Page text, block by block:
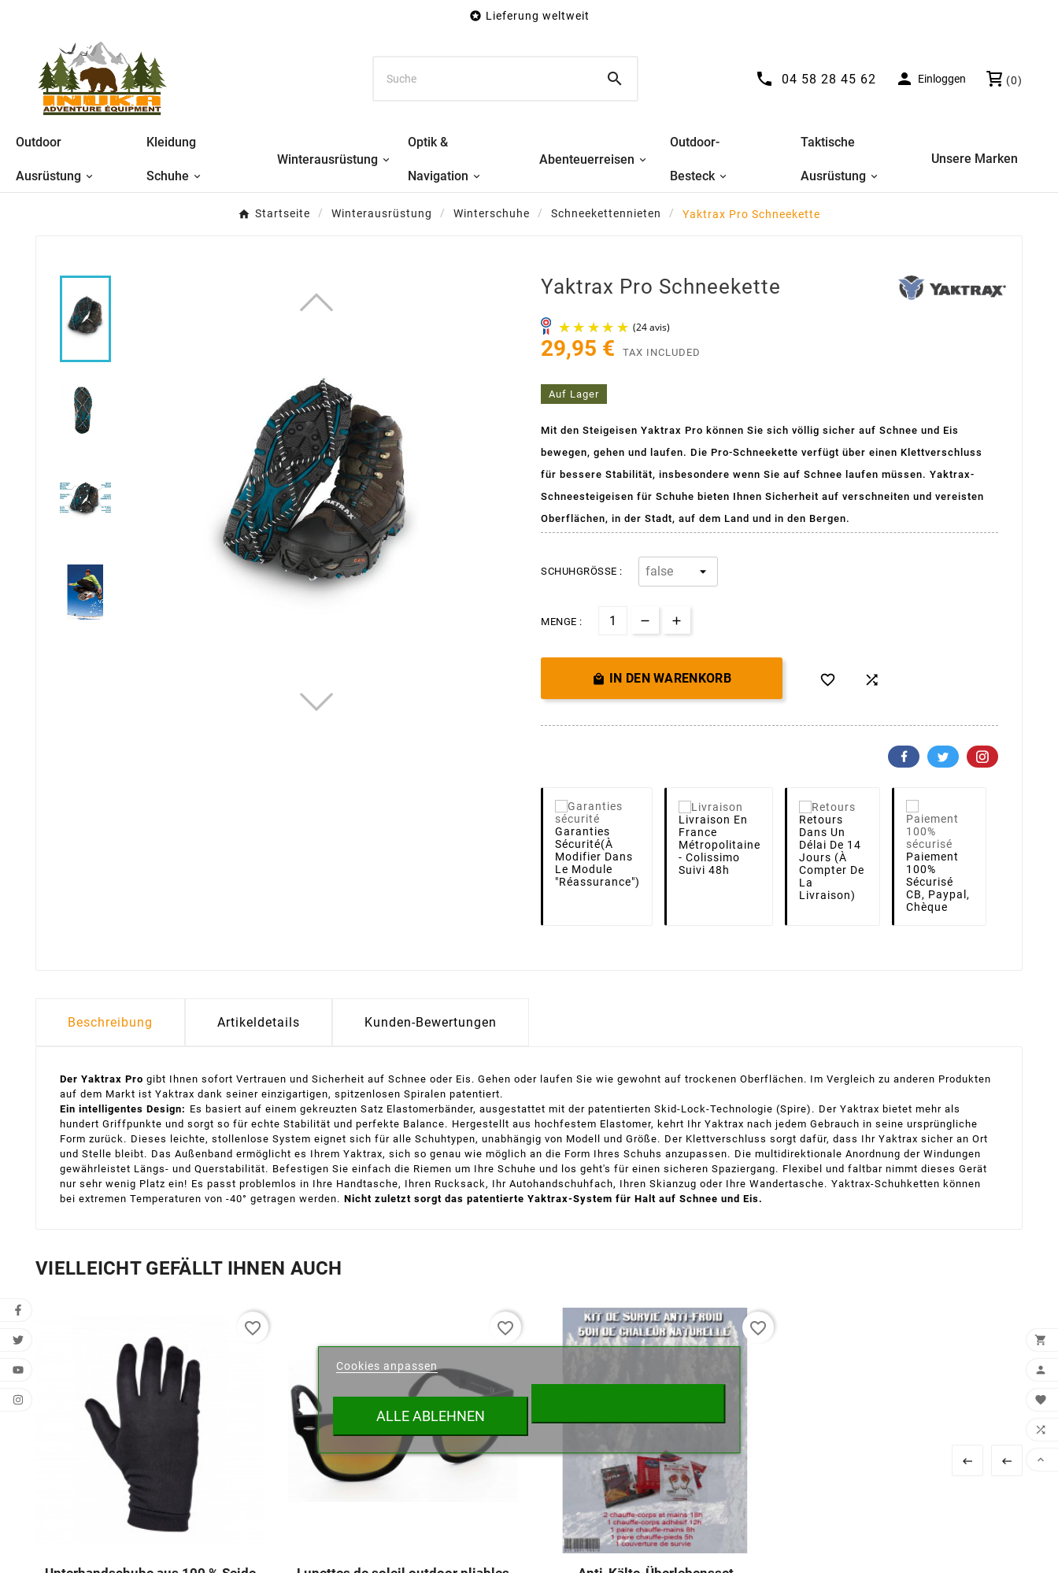
 Lieferung weltweit
  04 58 28 45 62  Einloggen (0)
Outdoor
Ausrüstung
Kleidung
Schuhe
Winterausrüstung
Optik &
Navigation
Abenteuerreisen
Outdoor-
Besteck
Taktische
Ausrüstung
Unsere Marken
Startseite Winterausrüstung Winterschuhe Schneekettennieten Yaktrax Pro Schneekette
Yaktrax Pro Schneekette
29,95 € TAX INCLUDED
Auf Lager
Mit den Steigeisen Yaktrax Pro können Sie sich völlig sicher auf Schnee und Eis
bewegen, gehen und laufen. Die Pro-Schneekette verfügt über einen Klettverschluss
für bessere Stabilität, insbesondere wenn Sie auf Schnee laufen müssen. Yaktrax-
Schneesteigeisen für Schuhe bieten Ihnen Sicherheit auf verschneiten und vereisten
Oberflächen, in der Stadt, auf dem Land und in den Bergen.
SCHUHGRÖSSE :
MENGE :
 IN DEN WARENKORB  
Garanties
Sécurité(à
Modifier Dans
Le Module
"Réassurance")
Livraison En
France
Métropolitaine
- Colissimo
Suivi 48h
Retours
Dans Un
Délai De 14
Jours (à
Compter De
La
Livraison)
Paiement
100%
Sécurisé
CB, Paypal,
Chèque
Beschreibung Artikeldetails Kunden-Bewertungen
Der Yaktrax Pro gibt Ihnen sofort Vertrauen und Sicherheit auf Schnee oder Eis. Gehen oder laufen Sie wie gewohnt auf trockenen Oberflächen. Im Vergleich zu anderen Produkten
auf dem Markt ist Yaktrax dank seiner einzigartigen, spitzenlosen Spiralen patentiert.
Ein intelligentes Design: Es basiert auf einem gekreuzten Satz Elastomerbänder, ausgestattet mit der patentierten Skid-Lock-Technologie (Spire). Der Yaktrax bietet mehr als
hundert Griffpunkte und sorgt so für echte Stabilität und perfekte Balance. Hergestellt aus hochfestem Elastomer, kehrt Ihr Yaktrax nach jedem Gebrauch in seine ursprüngliche
Form zurück. Dieses leichte, stollenlose System eignet sich für alle Schuhtypen, unabhängig von Modell und Größe. Der Klettverschluss sorgt dafür, dass Ihr Yaktrax sicher an Ort
und Stelle bleibt. Das Außenband ermöglicht es Ihrem Yaktrax, sich so genau wie möglich an die Form Ihres Schuhs anzupassen. Die multidirektionale Anordnung der Windungen
gewährleistet Längs- und Querstabilität. Befestigen Sie einfach die Riemen um Ihre Schuhe und los geht's für einen sicheren Spaziergang. Flexibel und faltbar nimmt dieses Gerät
nur sehr wenig Platz ein! Es passt problemlos in Ihre Handtasche, Ihren Rucksack, Ihr Autohandschuhfach, Ihren Skianzug oder Ihre Wandertasche. Yaktrax-Schuhketten können
bei extremen Temperaturen von -40° getragen werden. Nicht zuletzt sorgt das patentierte Yaktrax-System für Halt auf Schnee und Eis.
VIELLEICHT GEFÄLLT IHNEN AUCH
 
favorite_border favorite_border favorite_border
Wunschliste erstellen ×
Name der Wunschliste
Abbrechen Wunschliste erstellen
Cookies anpassen
ALLE ABLEHNEN




